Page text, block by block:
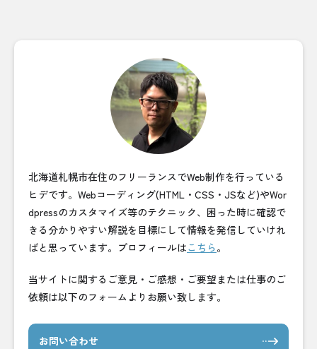
北海道札幌市在住のフリーランスでWeb制作を行っている
ヒデです。Webコーディング(HTML・CSS・JSなど)やWor
dpressのカスタマイズ等のテクニック、困った時に確認で
きる分かりやすい解説を目標にして情報を発信していけれ
ばと思っています。プロフィールはこちら。
当サイトに関するご意見・ご感想・ご要望または仕事のご
依頼は以下のフォームよりお願い致します。
お問い合わせ